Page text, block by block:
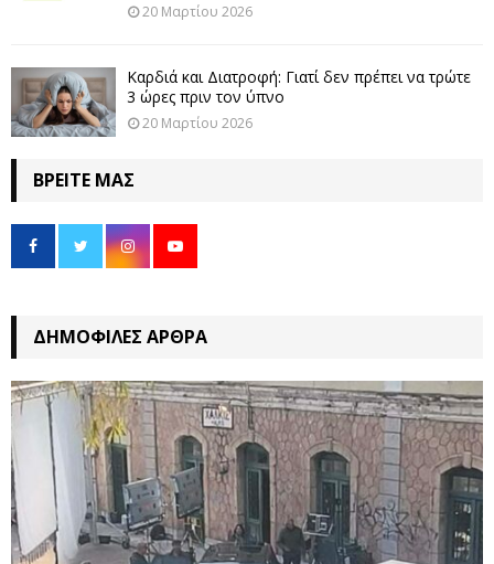
20 Μαρτίου 2026
Καρδιά και Διατροφή: Γιατί δεν πρέπει να τρώτε
3 ώρες πριν τον ύπνο
20 Μαρτίου 2026
ΒΡΕΊΤΕ ΜΑΣ
ΔΗΜΟΦΙΛΈΣ ΆΡΘΡΑ